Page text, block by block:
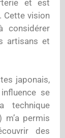
et est
Cette vision
considérer
artisans et
japonais,
se
technique
m’a permis
des